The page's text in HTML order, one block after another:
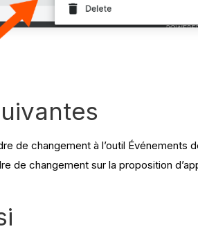
de changement à l’outil Événements
de changement sur la proposition